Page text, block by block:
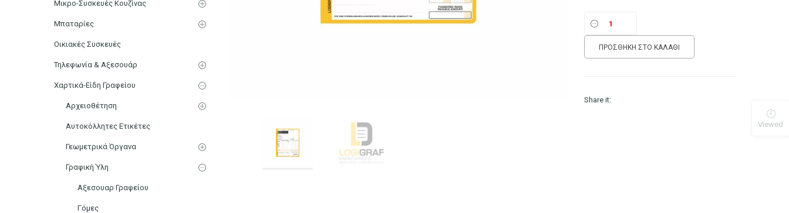
ΠΡΟΣΘΉΚΗ ΣΤΟ ΚΑΛΆΘΙ
Share it:
Μικρο-Συσκευές Κουζίνας
Μπαταρίες
Οικιακές Συσκευές
Τηλεφωνία & Αξεσουάρ
Χαρτικά-Είδη Γραφείου
Αρχειοθέτηση
Αυτοκόλλητες Ετικέτες
Γεωμετρικά Όργανα
Γραφική Ύλη
Αξεσουαρ Γραφείου
Γόμες
Viewed